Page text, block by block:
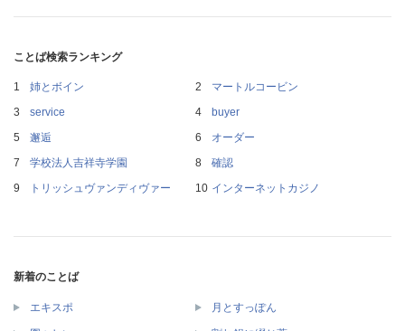
ことば検索ランキング
姉とボイン
マートルコービン
service
buyer
邂逅
オーダー
学校法人吉祥寺学園
確認
トリッシュヴァンディヴァー
インターネットカジノ
新着のことば
エキスポ 月とすっぽん